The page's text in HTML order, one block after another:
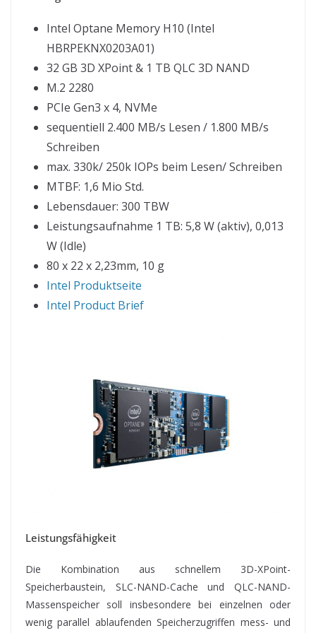
Intel Optane Memory H10 (Intel
HBRPEKNX0203A01)
32 GB 3D XPoint & 1 TB QLC 3D NAND
M.2 2280
PCIe Gen3 x 4, NVMe
sequentiell 2.400 MB/s Lesen / 1.800 MB/s
Schreiben
max. 330k/​ 250k IOPs beim Lesen/ Schreiben
MTBF: 1,6 Mio Std.
Lebensdauer: 300 TBW
Leistungsaufnahme 1 TB: 5,8 W (aktiv), 0,013
W (Idle)
80 x 22 x 2,23mm, 10 g
Intel Produktseite
Intel Product Brief
Leistungsfähigkeit
Die Kombination aus schnellem 3D-XPoint-
Speicherbaustein, SLC-NAND-Cache und QLC-NAND-
Massenspeicher soll insbesondere bei einzelnen oder
wenig parallel ablaufenden Speicherzugriffen mess- und